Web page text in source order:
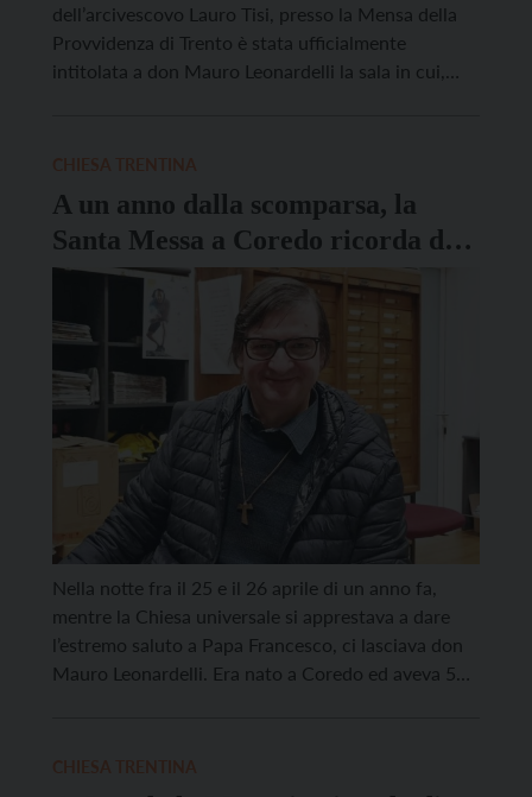
dell’arcivescovo Lauro Tisi, presso la Mensa della
Provvidenza di Trento è stata ufficialmente
intitolata a don Mauro Leonardelli la sala in cui,
stimato e amato, che con discrezione, dedizione e
un […]
A un anno dalla scomparsa, la
Santa Messa a Coredo ricorda don
Mauro Leonardelli
Nella notte fra il 25 e il 26 aprile di un anno fa,
mentre la Chiesa universale si apprestava a dare
l’estremo saluto a Papa Francesco, ci lasciava don
Mauro Leonardelli. Era nato a Coredo ed aveva 54